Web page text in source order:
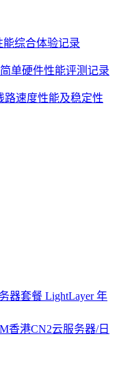
综合体验记录
单硬件性能评测记录
速度性能及稳定性
器套餐 LightLayer 年
香港CN2云服务器/日